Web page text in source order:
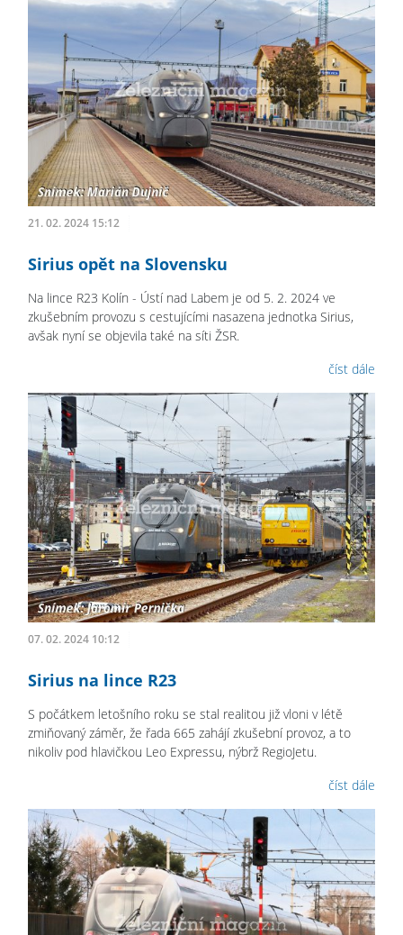
21. 02. 2024 15:12
Sirius opět na Slovensku
Na lince R23 Kolín - Ústí nad Labem je od 5. 2. 2024 ve
zkušebním provozu s cestujícími nasazena jednotka Sirius,
avšak nyní se objevila také na síti ŽSR.
číst dále
07. 02. 2024 10:12
Sirius na lince R23
S počátkem letošního roku se stal realitou již vloni v létě
zmiňovaný záměr, že řada 665 zahájí zkušební provoz, a to
nikoliv pod hlavičkou Leo Expressu, nýbrž RegioJetu.
číst dále